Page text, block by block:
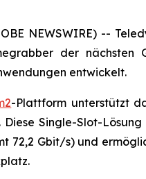
NEWSWIRE) --
der
entwickelt.
-Plattform unterstützt
Diese Single-Slot-
72,2 Gbit/s) und